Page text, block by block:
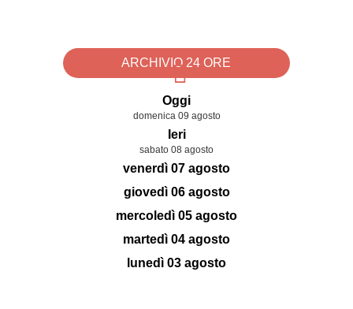
ARCHIVIO 24 ORE
Oggi
domenica 09 agosto
Ieri
sabato 08 agosto
venerdì 07 agosto
giovedì 06 agosto
mercoledì 05 agosto
martedì 04 agosto
lunedì 03 agosto